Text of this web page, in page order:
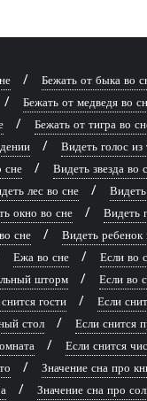
Бежать от быка во
Бежать от медведя во
Бежать от тигра во
Видеть голос
сне Видеть звезда во
лес во сне
окно во сне Видеть
сне Видеть ребенок
Ежа во сне
Если во
шторм
Если во
гости Если
стол Если снится
Если снится
Значение сна про
Значение сна про